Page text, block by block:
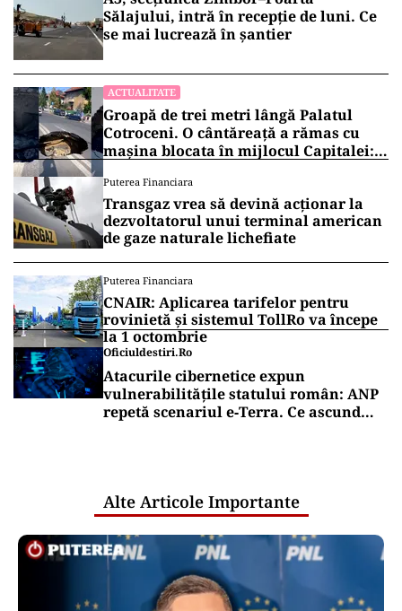
Sălajului, intră în recepție de luni. Ce
se mai lucrează în șantier
ACTUALITATE
Groapă de trei metri lângă Palatul
Cotroceni. O cântăreață a rămas cu
mașina blocata în mijlocul Capitalei:
Puterea Financiara
Transgaz vrea să devină acționar la
dezvoltatorul unui terminal american
de gaze naturale lichefiate
Puterea Financiara
CNAIR: Aplicarea tarifelor pentru
rovinietă și sistemul TollRo va începe
la 1 octombrie
Oficiuldestiri.ro
Atacurile cibernetice expun
vulnerabilitățile statului român: ANP
repetă scenariul e‑Terra. Ce ascund
Alte Articole Importante